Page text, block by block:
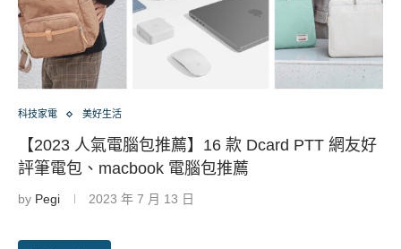
科技家電 美好生活
【2023 人氣電腦包推薦】16 款 Dcard PTT 網友好
評筆電包、macbook 電腦包推薦
by Pegi 2023 年 7 月 13 日